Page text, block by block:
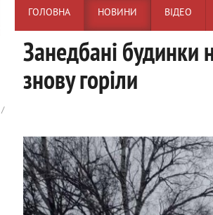
ГОЛОВНА НОВИНИ ВІДЕО
Занедбані будинки
знову горіли
/